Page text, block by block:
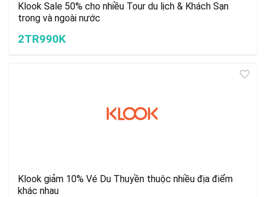
Klook Sale 50% cho nhiều Tour du lịch & Khách Sạn
trong và ngoài nước
2TR990K
Klook giảm 10% Vé Du Thuyền thuộc nhiều địa điểm
khác nhau